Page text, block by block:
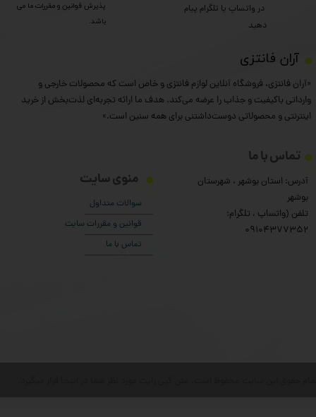
​آران فانتزی
«آران فانتزی، فروشگاه آنلاین لوازم فانتزی و خاص است که محصولات خارجی و
وارداتی باکیفیت و جذاب را عرضه می‌کند. هدف ما ارائه تجربه‌ای لذت‌بخش از خرید
اینترنتی و محصولاتی دوست‌داشتنی برای همه سنین است.»
منوی سایت
سوالات متداول
قوانین و مقررات سایت
تماس با ما
تماس با ما
آدرس: استان بوشهر ، شهرستان
بوشهر
تلفن (واتساپ ، تلگرام:
۰9104377352
​​​​​​​ در واتساپ یا تلگرام پیام
دهید
پذیرش قوانین و مقررات ما می
باشد.